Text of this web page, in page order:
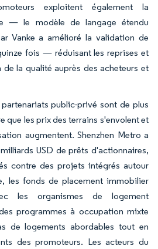
exploitent également la
— le modèle de langage étendu
Vanke a amélioré la validation de
fois — réduisant les reprises et
la qualité auprès des acheteurs et
public-privé sont de plus
que les prix des terrains s'envolent et
augmentent. Shenzhen Metro a
USD de prêts d'actionnaires,
contre des projets intégrés autour
les fonds de placement immobilier
les organismes de logement
programmes à occupation mixte
de logements abordables tout en
des promoteurs. Les acteurs du